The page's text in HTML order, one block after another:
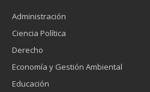
Administración
Ciencia Política
Derecho
Economía y Gestión Ambiental
Educación